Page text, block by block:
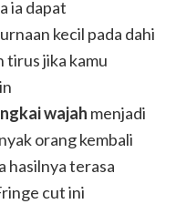
ia dapat
kecil pada dahi
tirus jika kamu
wajah menjadi
orang kembali
hasilnya terasa
cut ini